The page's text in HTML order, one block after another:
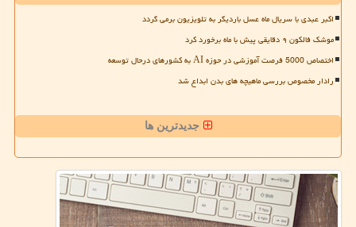
اکبر عبدی با سریال ماه عسل باردیگر به تلویزیون برمی گردد
موشک فالکون ۹ دقایقی پیش با ماه برخورد کرد
اختصاص 5000 فرصت آموزشی در حوزه AI به کشورهای درحال توسعه
رادار مخصوص بررسی ماهیچه های بدن ابداع شد
جدیدترین ها